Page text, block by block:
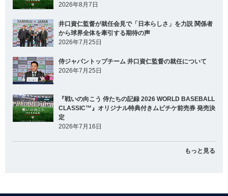
2026年8月7日
井口資仁監督が就任会見で「日本らしさ」を力説 関係者
から球界全体を牽引する期待の声
2026年7月25日
侍ジャパントップチーム 井口資仁監督の就任について
2026年7月25日
『戦いの向こう 侍たちの記録 2026 WORLD BASEBALL
CLASSIC™』オリジナル特典付きムビチケ前売券 発売決
定
2026年7月16日
もっと見る